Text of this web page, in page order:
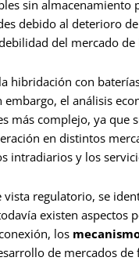
sin almacenamiento
debido al deterioro
del mercado de
hibridación con
embargo, el análisis
más complejo, ya que
en distintos
intradiarios y los
vista regulatorio, se
existen aspectos
los
de mercados de